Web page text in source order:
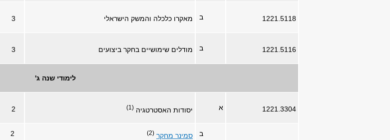
1221.5118 ב מאקרו כלכלה והמשק הישראלי 3
1221.5116 ב מודלים שימושיים בחקר ביצועים 3
לימודי שנה ג'
1221.3304 א יסודות האסטרטגיה (1)
2
ב סמינר מחקר (2)
2